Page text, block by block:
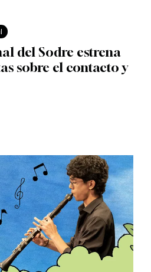
del Sodre estrena
sobre el contacto y